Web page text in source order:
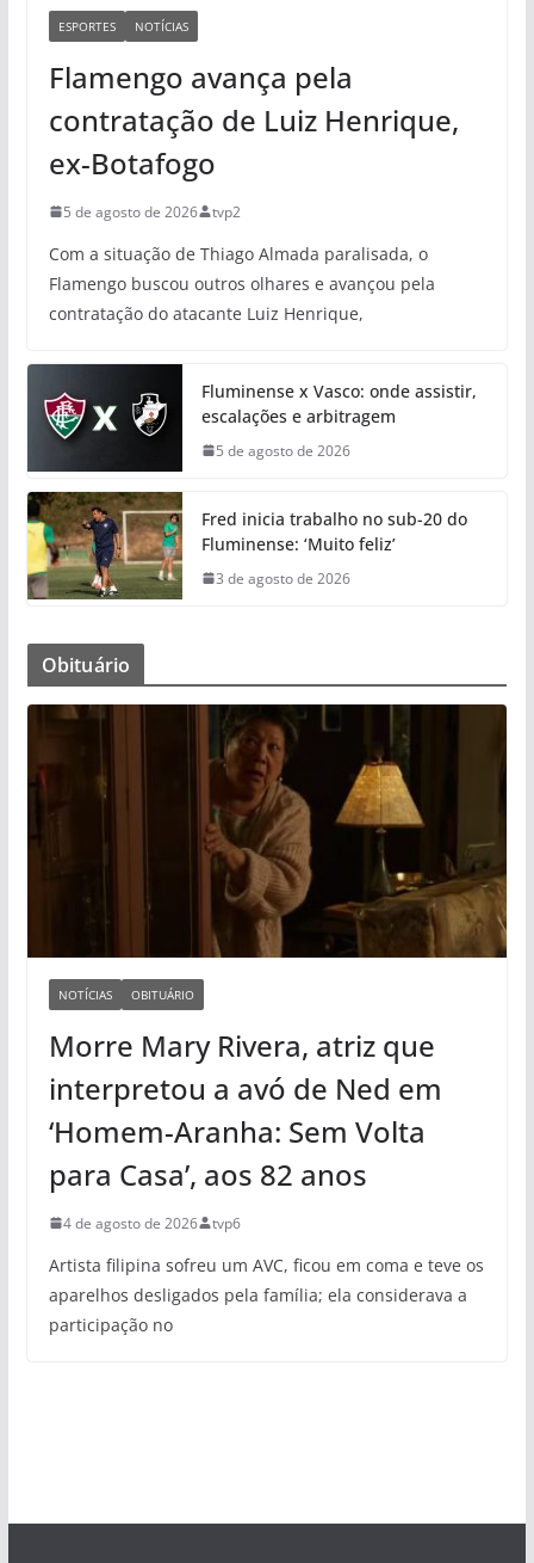
ESPORTES NOTÍCIAS
Flamengo avança pela
contratação de Luiz Henrique,
ex-Botafogo
5 de agosto de 2026 tvp2
Com a situação de Thiago Almada paralisada, o
Flamengo buscou outros olhares e avançou pela
contratação do atacante Luiz Henrique,
Fluminense x Vasco: onde assistir,
escalações e arbitragem
5 de agosto de 2026
Fred inicia trabalho no sub-20 do
Fluminense: ‘Muito feliz’
3 de agosto de 2026
Obituário
NOTÍCIAS OBITUÁRIO
Morre Mary Rivera, atriz que
interpretou a avó de Ned em
‘Homem-Aranha: Sem Volta
para Casa’, aos 82 anos
4 de agosto de 2026 tvp6
Artista filipina sofreu um AVC, ficou em coma e teve os
aparelhos desligados pela família; ela considerava a
participação no